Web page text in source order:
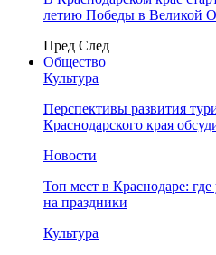
летию Победы в Великой
Пред След
Общество
Культура
Перспективы развития
Краснодарского края
Новости
Топ мест в Краснодаре:
на праздники
Культура